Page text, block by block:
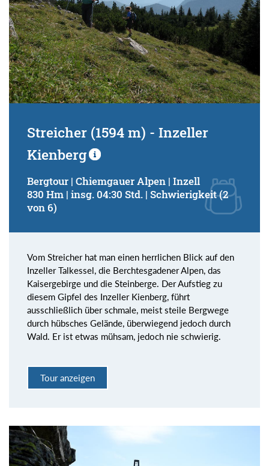
Streicher (1594 m) - Inzeller
Kienberg
Bergtour | Chiemgauer Alpen | Inzell
830 Hm | insg. 04:30 Std. | Schwierigkeit (2
von 6)
Vom Streicher hat man einen herrlichen Blick auf den
Inzeller Talkessel, die Berchtesgadener Alpen, das
Kaisergebirge und die Steinberge. Der Aufstieg zu
diesem Gipfel des Inzeller Kienberg, führt
ausschließlich über schmale, meist steile Bergwege
durch hübsches Gelände, überwiegend jedoch durch
Wald. Er ist etwas mühsam, jedoch nie schwierig.
Tour anzeigen